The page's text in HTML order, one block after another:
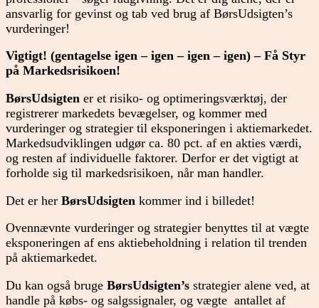
ansvarlig for gevinst og tab ved brug af BørsUdsigten’s
vurderinger!
Vigtigt! (gentagelse igen – igen – igen – igen) – Få Styr
på Markedsrisikoen!
BørsUdsigten er et risiko- og optimeringsværktøj, der
registrerer markedets bevægelser, og kommer med
vurderinger og strategier til eksponeringen i aktiemarkedet.
Markedsudviklingen udgør ca. 80 pct. af en akties værdi,
og resten af individuelle faktorer. Derfor er det vigtigt at
forholde sig til markedsrisikoen, når man handler.
Det er her BørsUdsigten kommer ind i billedet!
Ovennævnte vurderinger og strategier benyttes til at vægte
eksponeringen af ens aktiebeholdning i relation til trenden
på aktiemarkedet.
Du kan også bruge BørsUdsigten’s strategier alene ved, at
handle på købs- og salgssignaler, og vægte antallet af